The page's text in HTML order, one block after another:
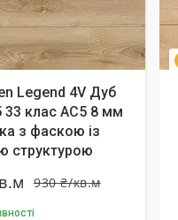
Legend 4V Дуб
33 клас AC5 8 мм
з фаскою із
структурою
930 ₴/кв.м